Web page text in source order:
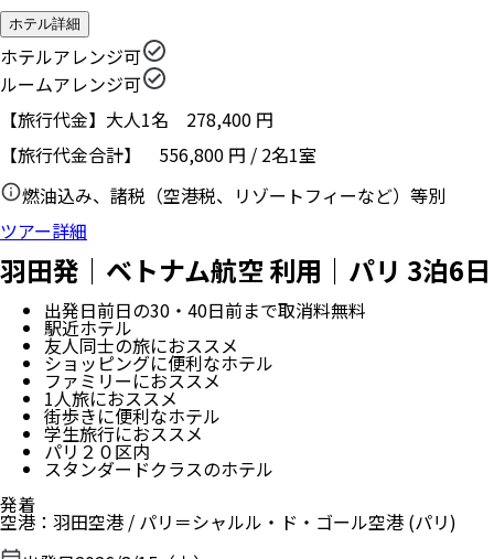
ホテル詳細
ホテルアレンジ可
ルームアレンジ可
【旅行代金】大人1名 278,400 円
【旅行代金合計】 556,800 円 / 2名1室
燃油込み、諸税（空港税、リゾートフィーなど）等別
ツアー詳細
羽田発｜ベトナム航空 利用｜パリ 3泊6日
出発日前日の30・40日前まで取消料無料
駅近ホテル
友人同士の旅におススメ
ショッピングに便利なホテル
ファミリーにおススメ
1人旅におススメ
街歩きに便利なホテル
学生旅行におススメ
パリ２０区内
スタンダードクラスのホテル
発着
空港 ： 羽田空港 / パリ＝シャルル・ド・ゴール空港 (パリ)